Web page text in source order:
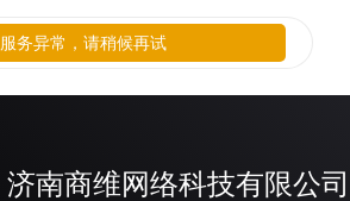
济南商维网络科技有限公司
服务异常，请稍候再试